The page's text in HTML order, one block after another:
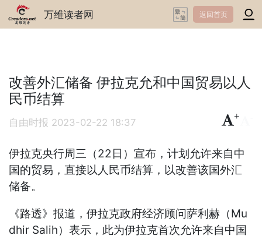
万维读者网 返回首页
改善外汇储备 伊拉克允和中国贸易以人
民币结算
自由时报 2023-02-22 18:37
+
伊拉克央行周三（22日）宣布，计划允许来自中
国的贸易，直接以人民币结算，以改善该国外汇
储备。
《路透》报道，伊拉克政府经济顾问萨利赫（Mu
dhir Salih）表示，此为伊拉克首次允许来自中国